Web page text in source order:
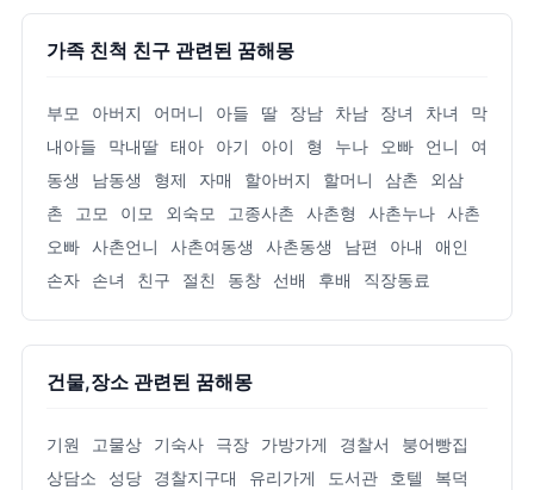
가족 친척 친구 관련된 꿈해몽
부모 아버지 어머니 아들 딸 장남 차남 장녀 차녀
막
내아들
막내딸 태아 아기 아이 형 누나 오빠 언니
여
동생
남동생 형제 자매 할아버지 할머니 삼촌
외삼
촌
고모 이모 외숙모 고종사촌 사촌형 사촌누나 사촌
오빠 사촌언니 사촌여동생 사촌동생 남편 아내
애인
손자
손녀 친구 절친 동창 선배 후배 직장동료
건물,장소 관련된 꿈해몽
기원 고물상 기숙사 극장 가방가게 경찰서
붕어빵집
상담소
성당 경찰지구대 유리가게 도서관 호텔
복덕